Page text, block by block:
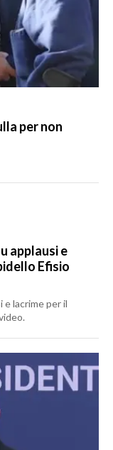
per non
applausi e
Efisio
e lacrime per il